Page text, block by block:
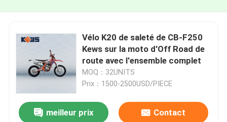
Vélo K20 de saleté de CB-F250
Kews sur la moto d'Off Road de
route avec l'ensemble complet
MOQ：32UNITS
Prix：1500-2500USD/PIECE
meilleur prix Contact